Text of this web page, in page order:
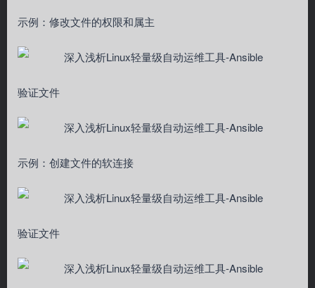
示例：修改文件的权限和属主
验证文件
示例：创建文件的软连接
验证文件